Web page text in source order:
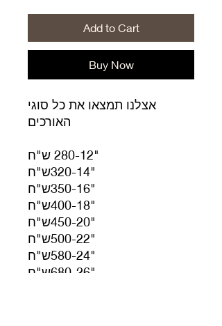
Add to Cart
Buy Now
אצלנו תמצאו את כל סוגי
האורכים
"280-12 ש"ח
"320-14ש"ח
"350-16ש"ח
"400-18ש"ח
"450-20ש"ח
"500-22ש"ח
"580-24ש"ח
"680-26ש"ח